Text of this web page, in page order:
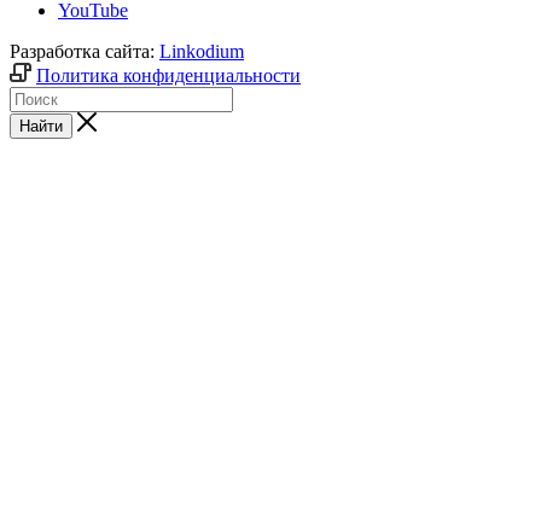
YouTube
Разработка сайта: Linkodium
Политика конфиденциальности
Найти